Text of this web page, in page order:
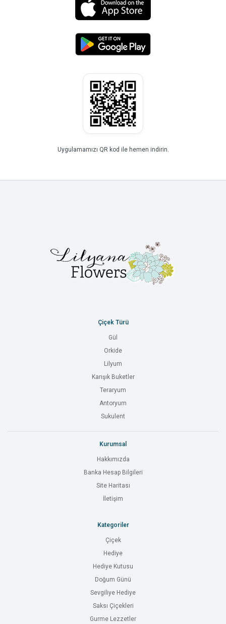
Uygulamamızı QR kod ile hemen indirin.
Çiçek Türü
Gül
Orkide
Lilyum
Karışık Buketler
Teraryum
Antoryum
Sukulent
Kurumsal
Hakkımızda
Banka Hesap Bilgileri
Site Haritası
İletişim
Kategoriler
Çiçek
Hediye
Hediye Kutusu
Doğum Günü
Sevgiliye Hediye
Saksı Çiçekleri
Gurme Lezzetler